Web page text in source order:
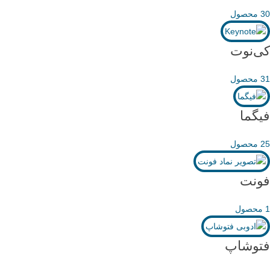
30 محصول
کی‌نوت
31 محصول
فیگما
25 محصول
فونت
1 محصول
فتوشاپ